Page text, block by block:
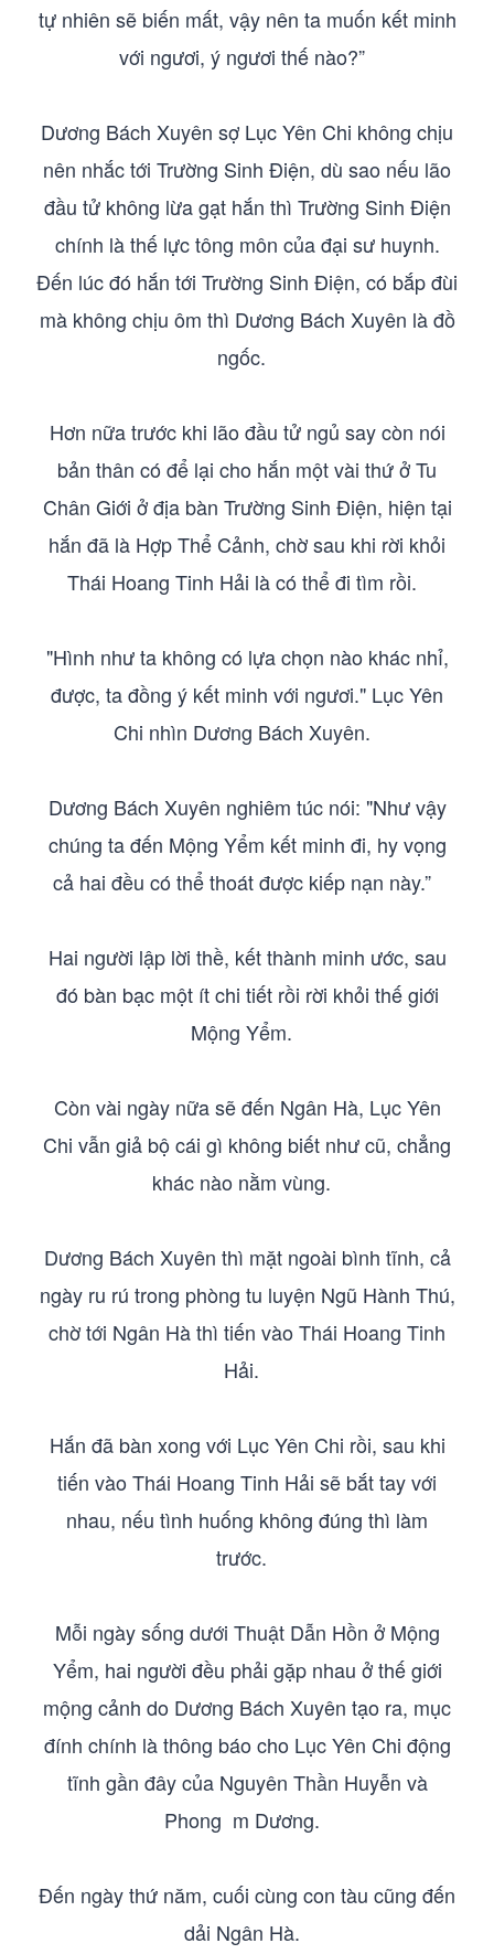
tự nhiên sẽ biến mất, vậy nên ta muốn kết minh
với ngươi, ý ngươi thế nào?”
Dương Bách Xuyên sợ Lục Yên Chi không chịu
nên nhắc tới Trường Sinh Điện, dù sao nếu lão
đầu tử không lừa gạt hắn thì Trường Sinh Điện
chính là thế lực tông môn của đại sư huynh.
Đến lúc đó hắn tới Trường Sinh Điện, có bắp đùi
mà không chịu ôm thì Dương Bách Xuyên là đồ
ngốc.
Hơn nữa trước khi lão đầu tử ngủ say còn nói
bản thân có để lại cho hắn một vài thứ ở Tu
Chân Giới ở địa bàn Trường Sinh Điện, hiện tại
hắn đã là Hợp Thể Cảnh, chờ sau khi rời khỏi
Thái Hoang Tinh Hải là có thể đi tìm rồi.
"Hình như ta không có lựa chọn nào khác nhỉ,
được, ta đồng ý kết minh với ngươi." Lục Yên
Chi nhìn Dương Bách Xuyên.
Dương Bách Xuyên nghiêm túc nói: "Như vậy
chúng ta đến Mộng Yểm kết minh đi, hy vọng
cả hai đều có thể thoát được kiếp nạn này.”
Hai người lập lời thề, kết thành minh ước, sau
đó bàn bạc một ít chi tiết rồi rời khỏi thế giới
Mộng Yểm.
Còn vài ngày nữa sẽ đến Ngân Hà, Lục Yên
Chi vẫn giả bộ cái gì không biết như cũ, chẳng
khác nào nằm vùng.
Dương Bách Xuyên thì mặt ngoài bình tĩnh, cả
ngày ru rú trong phòng tu luyện Ngũ Hành Thú,
chờ tới Ngân Hà thì tiến vào Thái Hoang Tinh
Hải.
Hắn đã bàn xong với Lục Yên Chi rồi, sau khi
tiến vào Thái Hoang Tinh Hải sẽ bắt tay với
nhau, nếu tình huống không đúng thì làm
trước.
Mỗi ngày sống dưới Thuật Dẫn Hồn ở Mộng
Yểm, hai người đều phải gặp nhau ở thế giới
mộng cảnh do Dương Bách Xuyên tạo ra, mục
đính chính là thông báo cho Lục Yên Chi động
tĩnh gần đây của Nguyên Thần Huyễn và
Phong m Dương.
Đến ngày thứ năm, cuối cùng con tàu cũng đến
dải Ngân Hà.